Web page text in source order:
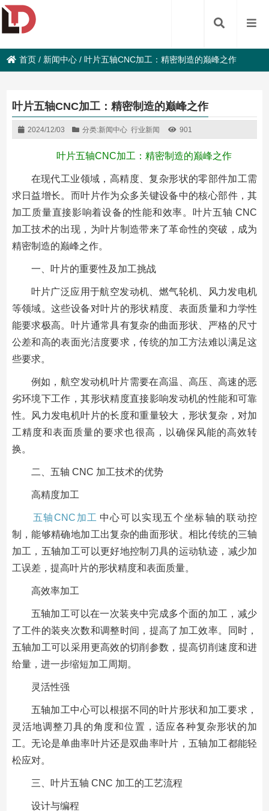
首页 / 新闻中心 /叶片五轴CNC加工：精密制造的巅峰之作
叶片五轴CNC加工：精密制造的巅峰之作
2024/12/03 分类:新闻中心 行业新闻 901
叶片五轴CNC加工：精密制造的巅峰之作
在现代工业领域，高精度、复杂形状的零部件加工需
求日益增长。而叶片作为众多关键设备中的核心部件，其
加工质量直接影响着设备的性能和效率。叶片五轴 CNC
加工技术的出现，为叶片制造带来了革命性的突破，成为
精密制造的巅峰之作。
一、叶片的重要性及加工挑战
叶片广泛应用于航空发动机、燃气轮机、风力发电机
等领域。这些设备对叶片的形状精度、表面质量和力学性
能要求极高。叶片通常具有复杂的曲面形状、严格的尺寸
公差和高的表面光洁度要求，传统的加工方法难以满足这
些要求。
例如，航空发动机叶片需要在高温、高压、高速的恶
劣环境下工作，其形状精度直接影响发动机的性能和可靠
性。风力发电机叶片的长度和重量较大，形状复杂，对加
工精度和表面质量的要求也很高，以确保风能的高效转
换。
二、五轴 CNC 加工技术的优势
高精度加工
五轴CNC加工 中心可以实现五个坐标轴的联动控
制，能够精确地加工出复杂的曲面形状。相比传统的三轴
加工，五轴加工可以更好地控制刀具的运动轨迹，减少加
工误差，提高叶片的形状精度和表面质量。
高效率加工
五轴加工可以在一次装夹中完成多个面的加工，减少
了工件的装夹次数和调整时间，提高了加工效率。同时，
五轴加工可以采用更高效的切削参数，提高切削速度和进
给量，进一步缩短加工周期。
灵活性强
五轴加工中心可以根据不同的叶片形状和加工要求，
灵活地调整刀具的角度和位置，适应各种复杂形状的加
工。无论是单曲率叶片还是双曲率叶片，五轴加工都能轻
松应对。
三、叶片五轴 CNC 加工的工艺流程
设计与编程